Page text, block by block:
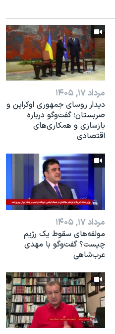
صلح
مرداد ۱۷, ۱۴۰۵
دیدار روسای جمهوری اوکراین و
صربستان؛ گفت‌وگو درباره
بازسازی و همکاری‌های
اقتصادی
مرداد ۱۷, ۱۴۰۵
مولفه‌های سقوط یک رژیم
چیست؟ گفت‌وگو با مهدی
عرب‌شاهی